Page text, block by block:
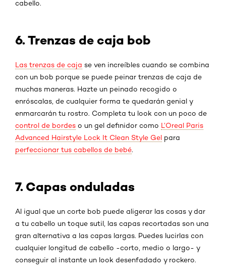
cabello.
6. Trenzas de caja bob
Las trenzas de caja se ven increíbles cuando se combina
con un bob porque se puede peinar trenzas de caja de
muchas maneras. Hazte un peinado recogido o
enróscalas, de cualquier forma te quedarán genial y
enmarcarán tu rostro. Completa tu look con un poco de
control de bordes o un gel definidor como L’Oreal Paris
Advanced Hairstyle Lock It Clean Style Gel para
perfeccionar tus cabellos de bebé.
7. Capas onduladas
Al igual que un corte bob puede aligerar las cosas y dar
a tu cabello un toque sutil, las capas recortadas son una
gran alternativa a las capas largas. Puedes lucirlas con
cualquier longitud de cabello -corto, medio o largo- y
conseguir al instante un look desenfadado y rockero.